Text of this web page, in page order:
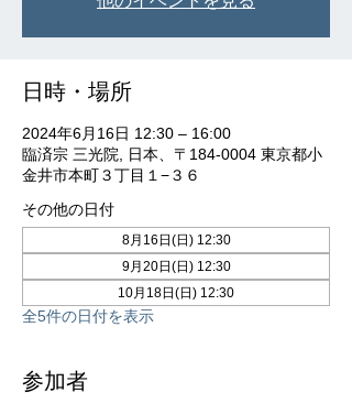
日時・場所
2024年6月16日 12:30 – 16:00
臨済宗 三光院, 日本、〒184-0004 東京都小
金井市本町３丁目１−３６
その他の日付
8月16日(日) 12:30
9月20日(日) 12:30
10月18日(日) 12:30
全5件の日付を表示
参加者